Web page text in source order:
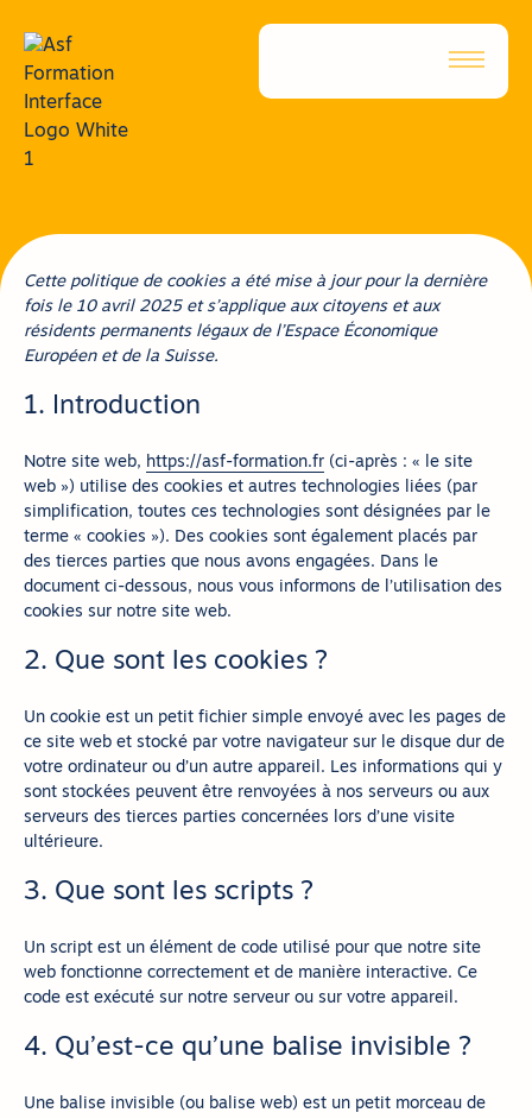
Cette politique de cookies a été mise à jour pour la dernière
fois le 10 avril 2025 et s’applique aux citoyens et aux
résidents permanents légaux de l’Espace Économique
Européen et de la Suisse.
1. Introduction
Notre site web, https://asf-formation.fr (ci-après : « le site
web ») utilise des cookies et autres technologies liées (par
simplification, toutes ces technologies sont désignées par le
terme « cookies »). Des cookies sont également placés par
des tierces parties que nous avons engagées. Dans le
document ci-dessous, nous vous informons de l’utilisation des
cookies sur notre site web.
2. Que sont les cookies ?
Un cookie est un petit fichier simple envoyé avec les pages de
ce site web et stocké par votre navigateur sur le disque dur de
votre ordinateur ou d’un autre appareil. Les informations qui y
sont stockées peuvent être renvoyées à nos serveurs ou aux
serveurs des tierces parties concernées lors d’une visite
ultérieure.
3. Que sont les scripts ?
Un script est un élément de code utilisé pour que notre site
web fonctionne correctement et de manière interactive. Ce
code est exécuté sur notre serveur ou sur votre appareil.
4. Qu’est-ce qu’une balise invisible ?
Une balise invisible (ou balise web) est un petit morceau de